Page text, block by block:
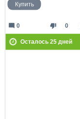
Купить
thumb_down 0
mode_comment 0
Осталось 25дней